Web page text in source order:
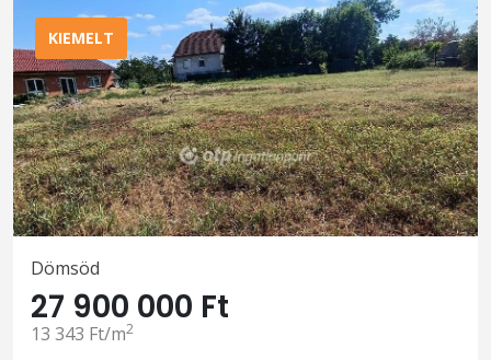
KIEMELT
Dömsöd
27 900 000 Ft
13 343 Ft/m2